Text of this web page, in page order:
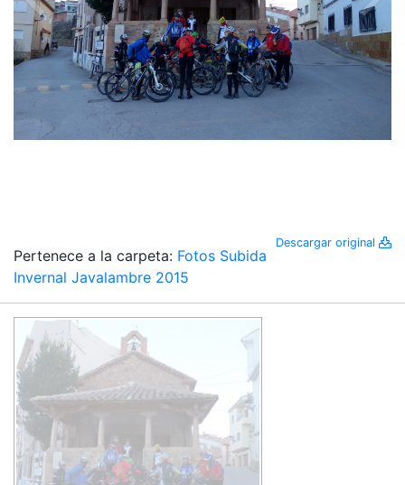
Descargar original
Pertenece a la carpeta: Fotos Subida
Invernal Javalambre 2015